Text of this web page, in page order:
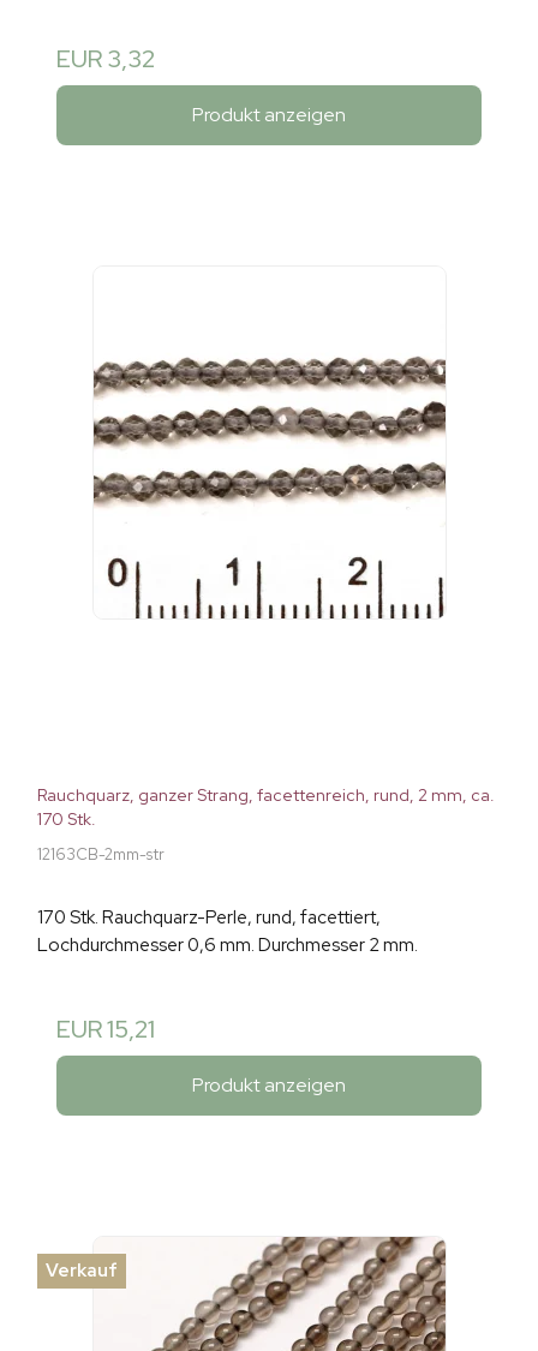
EUR 3,32
Produkt anzeigen
Rauchquarz, ganzer Strang, facettenreich, rund, 2 mm, ca.
170 Stk.
12163CB-2mm-str
170 Stk. Rauchquarz-Perle, rund, facettiert,
Lochdurchmesser 0,6 mm. Durchmesser 2 mm.
EUR 15,21
Produkt anzeigen
Verkauf